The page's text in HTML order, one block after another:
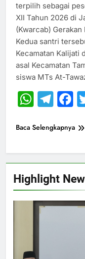
Highlight
terpilih sebagai
XII Tahun 2026 di
(Kwarcab)
Kedua santri
Kecamatan Kalijati
asal Kecamatan
siswa MTs At-
Baca Selengkapnya